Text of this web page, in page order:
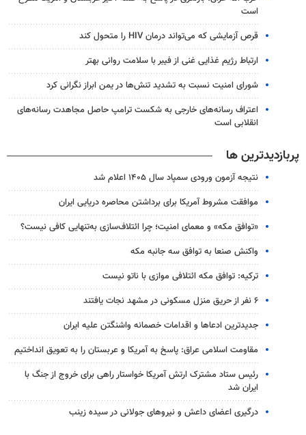
است
قرص آزمایشی که می‌تواند درمان HIV را متحول کند
ارتباط رژیم غذایی غنی از فیبر با سلامت روانی بهتر
شورای امنیت نسبت به تشدید تنش‌ها در یمن ابراز نگرانی کرد
اعتراف رسانه‌های خارجی به شکست ترامپ حاصل مجاهدت رسانه‌های
انقلابی است
پربازدیدترین ها
نتیجه آزمون ورودی سمپاد سال ۱۴۰۵ اعلام شد
موافقت مشروط آمریکا برای برداشتن محاصره دریایی ایران
«توافق مکه» و معمای امنیت؛ چرا ائتلاف‌سازی به‌تنهایی کافی نیست؟
واکنش صنعا به توافق سه جانبه مکه
ترکیه: توافق مکه ائتلافی موازی با ناتو نیست
۶ نفر از حریق منزل مسکونی در مشهد نجات یافتند
جدیدترین ادعاها و اقدامات خصمانه واشنگتن علیه ایران
مقاومت اسلامی عراق: پاسخ به آمریکا و عربستان را به تعویق انداختیم
رئیس ستاد مشترک ارتش آمریکا خواستار راهی برای خروج از جنگ با
ایران شد
درگیری اعضای داعش و نیروهای جولانی در سیده زینب